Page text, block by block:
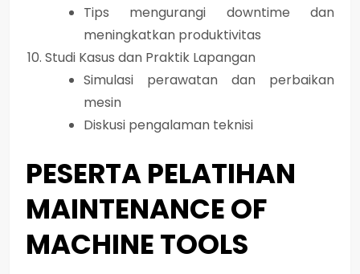
Tips mengurangi downtime dan
meningkatkan produktivitas
Studi Kasus dan Praktik Lapangan
Simulasi perawatan dan perbaikan
mesin
Diskusi pengalaman teknisi
PESERTA PELATIHAN
MAINTENANCE OF
MACHINE TOOLS